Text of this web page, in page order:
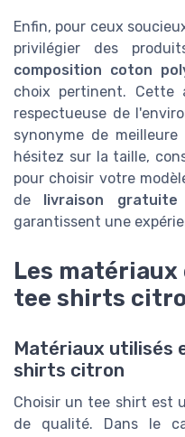
Enfin, pour ceux
privilégier des
composition coton
choix pertinent. Cette
respectueuse de
synonyme de
hésitez sur la taille,
pour choisir votre
de
livraison gratuite
garantissent une
Les
tee shirts
Matériaux utilisés
shirts citron
Choisir un tee shirt est
de qualité. Dans le